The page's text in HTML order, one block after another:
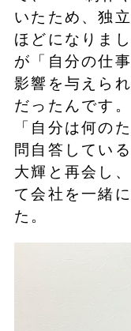
いたため、独
ほどになりま
が「自分の仕
影響を与えら
だったんです。
「自分は何の
問自答してい
大輝と再会し
て会社を一緒
た。